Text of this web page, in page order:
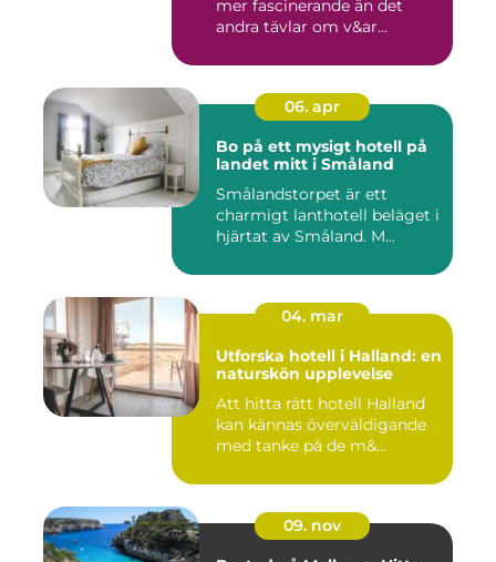
mer fascinerande än det
andra tävlar om v&ar...
06. apr
Bo på ett mysigt hotell på
landet mitt i Småland
Smålandstorpet är ett
charmigt lanthotell beläget i
hjärtat av Småland. M...
04. mar
Utforska hotell i Halland: en
naturskön upplevelse
Att hitta rätt hotell Halland
kan kännas överväldigande
med tanke på de m&...
09. nov